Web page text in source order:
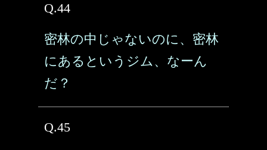
Q.44
密林の中じゃないのに、密林
にあるというジム、なーん
だ？
Q.45